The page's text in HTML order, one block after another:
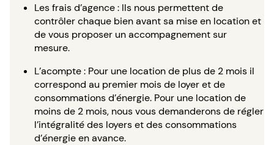
Les frais d’agence : Ils nous permettent de
contrôler chaque bien avant sa mise en location et
de vous proposer un accompagnement sur
mesure.
L’acompte : Pour une location de plus de 2 mois il
correspond au premier mois de loyer et de
consommations d’énergie. Pour une location de
moins de 2 mois, nous vous demanderons de régler
l’intégralité des loyers et des consommations
d’énergie en avance.